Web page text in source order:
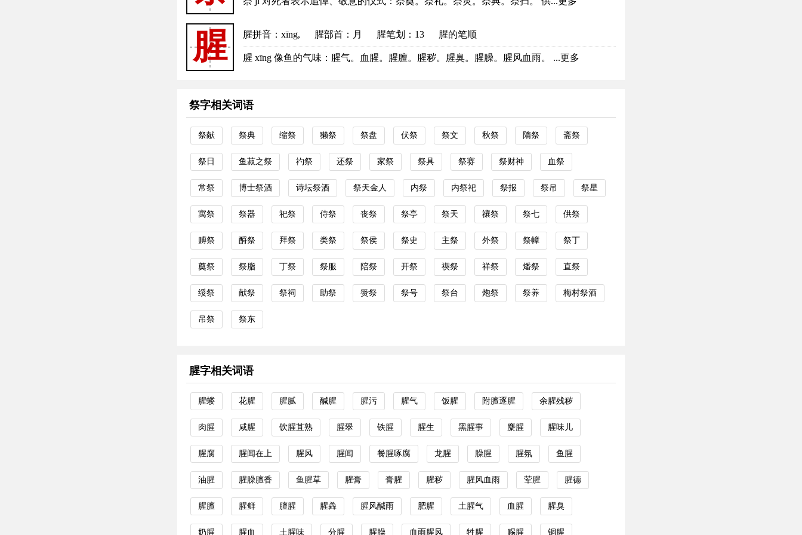
腥 腥拼音 ：xīng, 腥部首 ：月 腥笔划：13 腥的笔顺
腥 xīng 像鱼的气味：腥气。血腥。腥膻。腥秽。腥臭。腥臊。腥风血雨。 ...更多
祭字相关词语
祭献 祭典 缩祭 獭祭 祭盘 伏祭 祭文 秋祭 隋祭 斋祭
祭日 鱼菽之祭 礿祭 还祭 家祭 祭具 祭赛 祭财神 血祭
常祭 博士祭酒 诗坛祭酒 祭天金人 内祭 内祭祀 祭报 祭吊 祭星
寓祭 祭器 祀祭 侍祭 丧祭 祭亭 祭天 禳祭 祭七 供祭
赙祭 酹祭 拜祭 类祭 祭侯 祭史 主祭 外祭 祭幛 祭丁
奠祭 祭脂 丁祭 祭服 陪祭 开祭 禊祭 祥祭 燔祭 直祭
绥祭 献祭 祭祠 助祭 赞祭 祭号 祭台 炮祭 祭养 梅村祭酒
吊祭 祭东
腥字相关词语
腥蝼 花腥 腥腻 醎腥 腥污 腥气 饭腥 附膻逐腥 余腥残秽
肉腥 咸腥 饮腥苴熟 腥翠 铁腥 腥生 黑腥事 麋腥 腥味儿
腥腐 腥闻在上 腥风 腥闻 餐腥啄腐 龙腥 臊腥 腥氛 鱼腥
油腥 腥臊膻香 鱼腥草 腥膏 膏腥 腥秽 腥风血雨 荤腥 腥德
腥膻 腥鲜 膻腥 腥羴 腥风醎雨 肥腥 土腥气 血腥 腥臭
奶腥 腥血 土腥味 分腥 腥臊 血雨腥风 牲腥 赐腥 铜腥